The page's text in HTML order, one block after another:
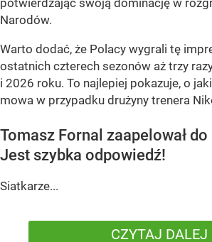
potwierdzając swoją dominację w
Narodów.
Warto dodać, że Polacy wygrali tę
ostatnich czterech sezonów aż trzy
i 2026 roku. To najlepiej pokazuje, o
mowa w przypadku drużyny trenera
Tomasz Fornal zaapelował
Jest szybka odpowiedź!
Siatkarze...
CZYTAJ DALEJ